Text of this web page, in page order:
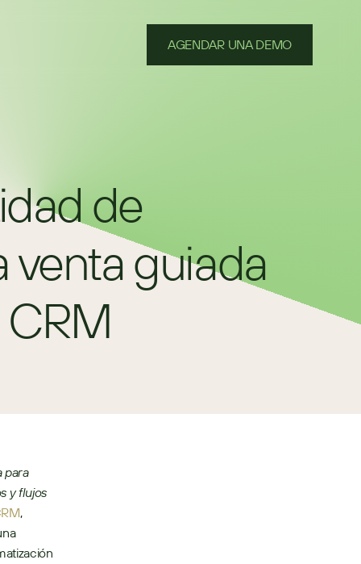
AGENDAR UNA DEMO
de
venta guiada
para
y flujos
,